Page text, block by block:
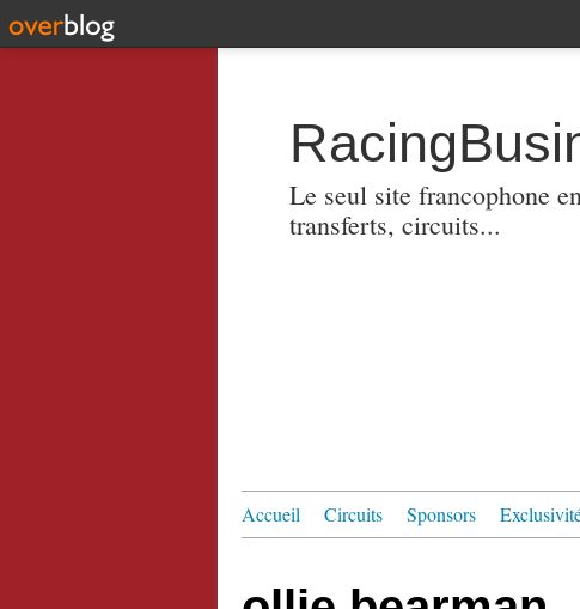
Le seul site francophone
transferts, circuits...
Accueil Circuits Sponsors